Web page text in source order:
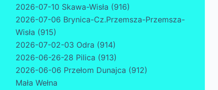
2026-07-10 Skawa-Wisła (916)
2026-07-06 Brynica-Cz.Przemsza-Przemsza-
Wisła (915)
2026-07-02-03 Odra (914)
2026-06-26-28 Pilica (913)
2026-06-06 Przełom Dunajca (912)
Mała Wełna